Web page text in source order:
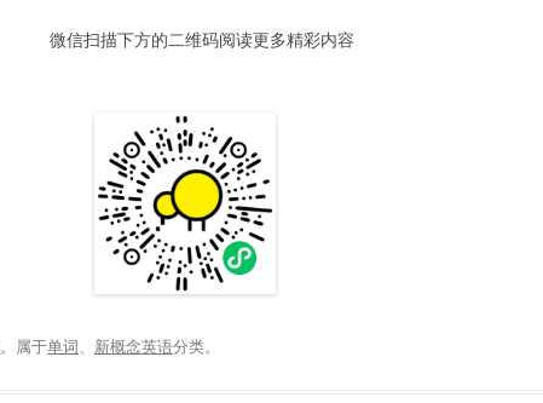
微信扫描下方的二维码阅读更多精彩内容
。属于单词、 新概念英语分类。